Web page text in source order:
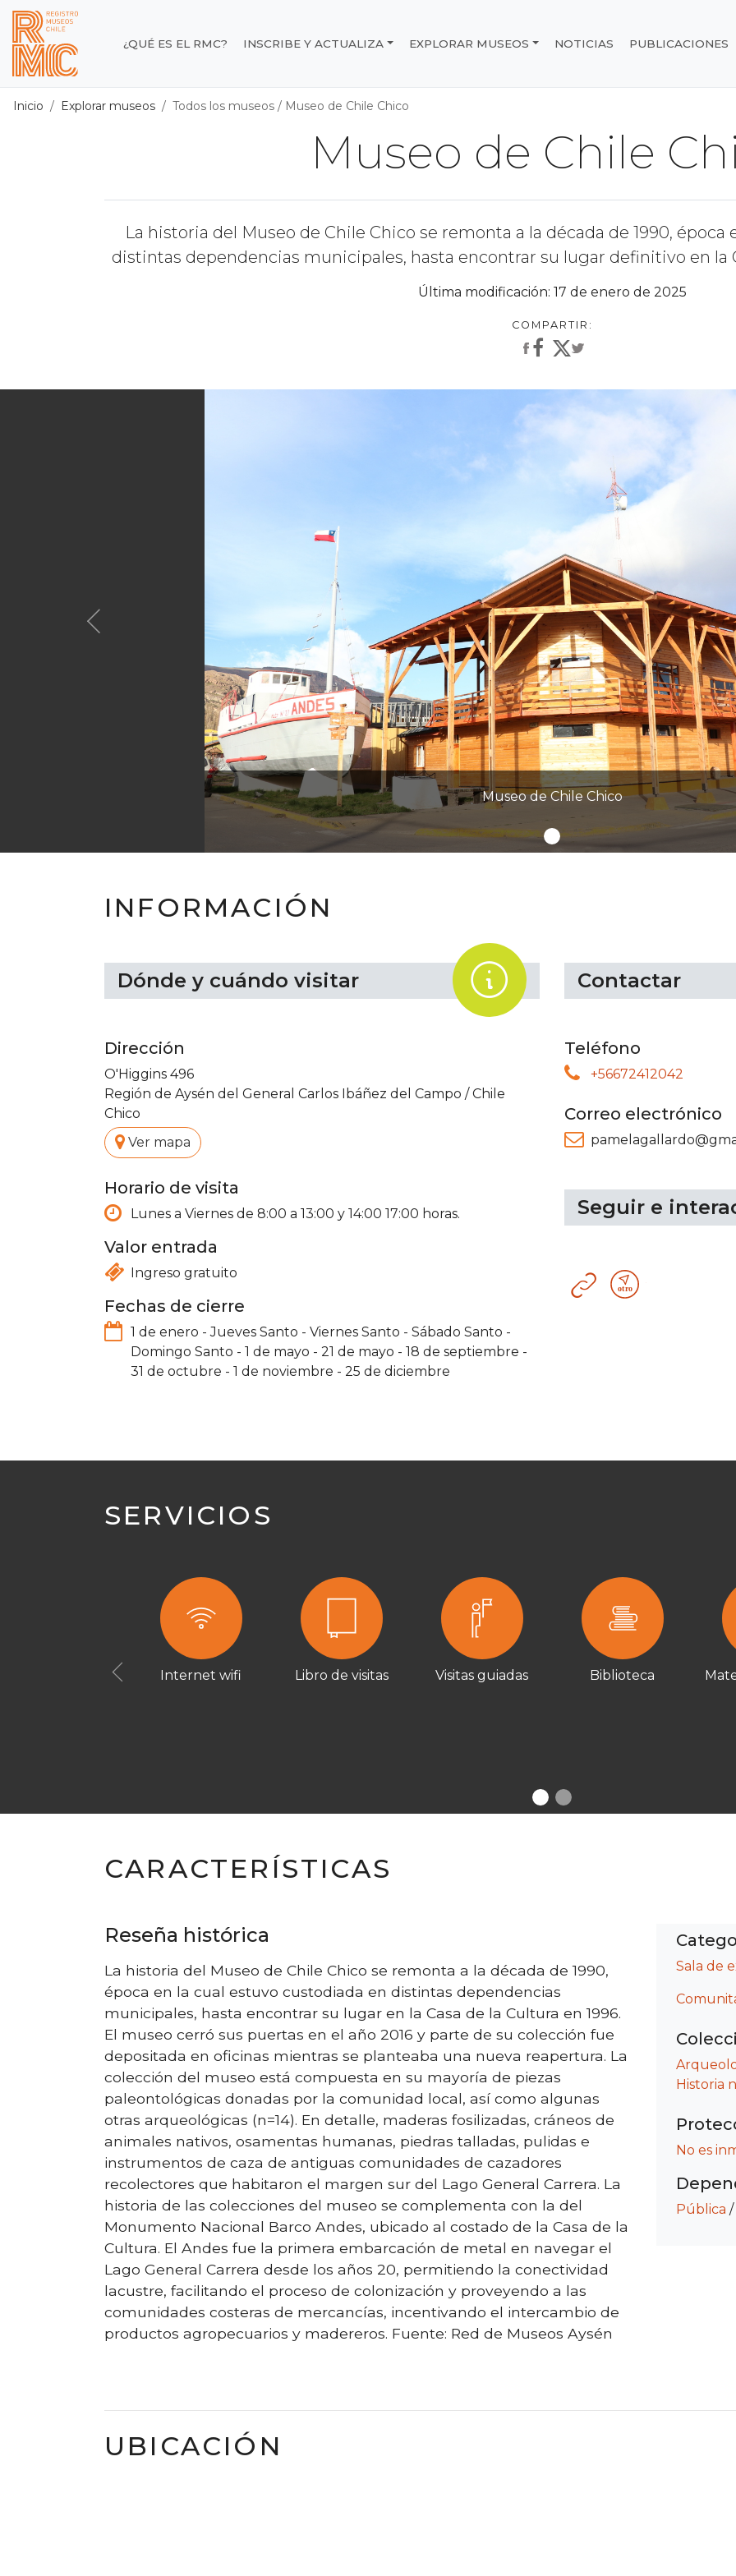
Contenido principal
Registro de Museos de Chile
¿QUÉ ES EL RMC? INSCRIBE Y ACTUALIZA EXPLORAR MUSEOS NOTICIAS PUBLICACIONES
Inicio Explorar museos Todos los museos / Museo de Chile Chico
Museo de Chile
La historia del Museo de Chile Chico se remonta a la década de 1990,
distintas dependencias municipales, hasta encontrar su lugar definitivo en la
Última modificación: 17 de enero de 2025
Museo de Chile Chico
Anterior
INFORMACIÓN
Dónde y cuándo visitar .
Dirección
O'Higgins 496
Región de Aysén del General Carlos Ibáñez del Campo /Chile
Chico
. Ver mapa
Horario de visita
Lunes a Viernes de 8:00 a 13:00 y 14:00 17:00 horas.
Valor entrada
Ingreso gratuito
Fechas de cierre
1 de enero -Jueves Santo - Viernes Santo - Sábado Santo -
Domingo Santo - 1 de mayo - 21 de mayo - 18 de septiembre -
31 de octubre - 1 de noviembre - 25 de diciembre
Contactar
Teléfono
+56672412042
Correo electrónico
Seguir e
web
SERVICIOS
Internet wifi Libro de visitas Visitas guiadas Biblioteca
Previous
CARACTERÍSTICAS
Reseña histórica
La historia del Museo de Chile Chico se remonta a la década de 1990,
época en la cual estuvo custodiada en distintas dependencias
municipales, hasta encontrar su lugar en la Casa de la Cultura en 1996.
El museo cerró sus puertas en el año 2016 y parte de su colección fue
depositada en oficinas mientras se planteaba una nueva reapertura. La
colección del museo está compuesta en su mayoría de piezas
paleontológicas donadas por la comunidad local, así como algunas
otras arqueológicas (n=14). En detalle, maderas fosilizadas, cráneos de
animales nativos, osamentas humanas, piedras talladas, pulidas e
instrumentos de caza de antiguas comunidades de cazadores
recolectores que habitaron el margen sur del Lago General Carrera. La
historia de las colecciones del museo se complementa con la del
Monumento Nacional Barco Andes, ubicado al costado de la Casa de la
Cultura. El Andes fue la primera embarcación de metal en navegar el
Lago General Carrera desde los años 20, permitiendo la conectividad
lacustre, facilitando el proceso de colonización y proveyendo a las
comunidades costeras de mercancías, incentivando el intercambio de
productos agropecuarios y madereros. Fuente: Red de Museos Aysén
Sala de
Historia
No es
Pública /
UBICACIÓN